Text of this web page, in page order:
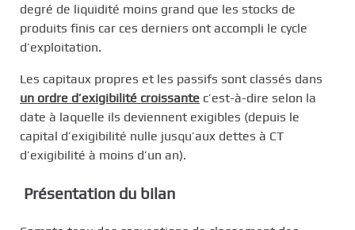
degré de liquidité moins grand que les stocks de
produits finis car ces derniers ont accompli le cycle
d’exploitation.
Les capitaux propres et les passifs sont classés dans
un ordre d’exigibilité croissante c’est-à-dire selon la
date à laquelle ils deviennent exigibles (depuis le
capital d’exigibilité nulle jusqu’aux dettes à CT
d’exigibilité à moins d’un an).
Présentation du bilan